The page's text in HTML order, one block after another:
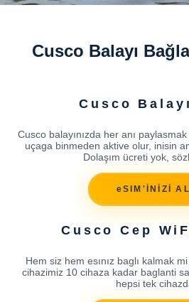
Cusco Balayı
Cusco
Cusco balayınızda her anı
uçaga binmeden aktive olur, inisin
Dolaşım ücreti yok,
eSIM'İNİZİ
Cusco Cep
Hem siz hem esınız baglı kalmak
cihazimiz 10 cihaza kadar baglanti
hepsi tek